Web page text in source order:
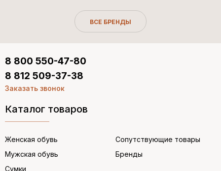
ВСЕ БРЕНДЫ
Каталог товаров
Женская обувь
Мужская обувь
Сумки
Сопутствующие товары
Бренды
8 800 550-47-80
8 812 509-37-38
Заказать звонок